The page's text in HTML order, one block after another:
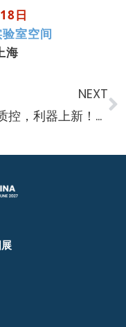
日
室空间
海
NEXT
制药质控，利器上新！安东帕携新品亮相智慧实验室空间